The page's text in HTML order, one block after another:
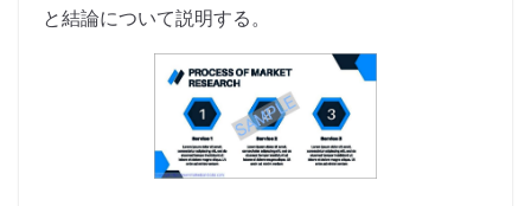
と結論について説明する。